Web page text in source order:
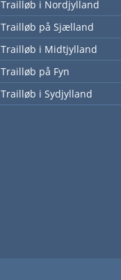
Trailløb i Nordjylland
Trailløb på Sjælland
Trailløb i Midtjylland
Trailløb på Fyn
Trailløb i Sydjylland